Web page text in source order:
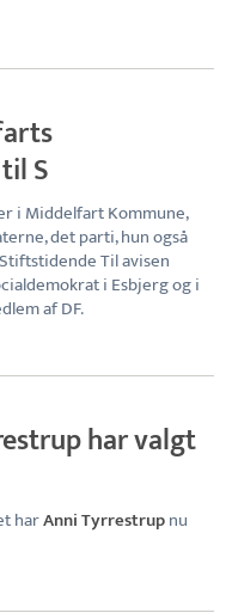
S
i Middelfart Kommune,
det parti, hun også
Til avisen
i Esbjerg og i
af DF.
har valgt
harAnni Tyrrestrupnu